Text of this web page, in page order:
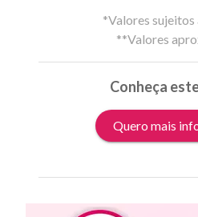
*Valores sujeitos
**Valores
Conheça
Quero mais